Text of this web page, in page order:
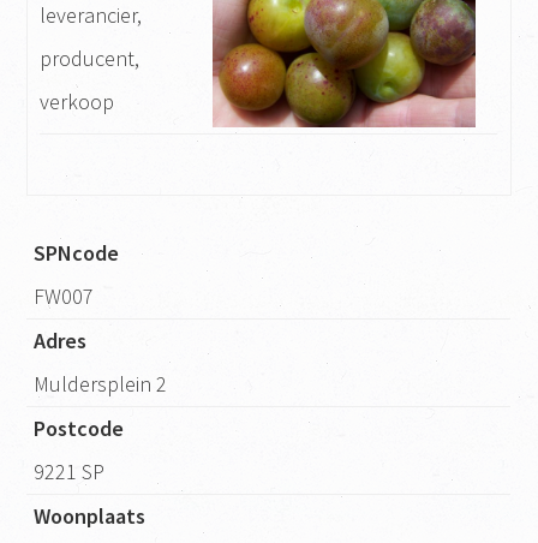
leverancier,
producent,
verkoop
SPNcode
FW007
Adres
Muldersplein 2
Postcode
9221 SP
Woonplaats